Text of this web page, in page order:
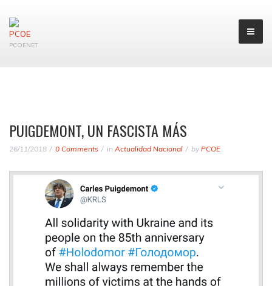
PCOENET
PUIGDEMONT, UN FASCISTA MÁS
26/11/2018 0 Comments in Actualidad Nacional by PCOE